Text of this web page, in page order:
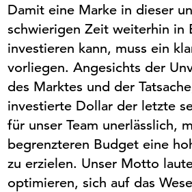
Damit eine Marke in dieser
schwierigen Zeit weiterhin in
investieren kann, muss ein
vorliegen. Angesichts der
des Marktes und der
investierte Dollar der letzte
für unser Team unerlässlich,
begrenzteren Budget eine
zu erzielen. Unser Motto
optimieren, sich auf das